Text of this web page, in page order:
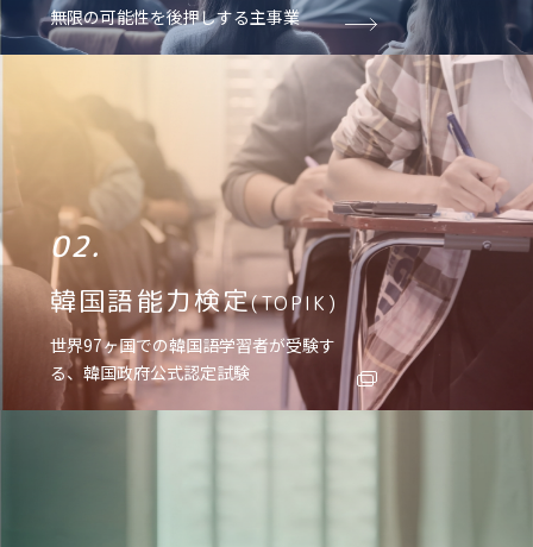
無限の可能性を後押しする主事業
02.
韓国語能力検定(TOPIK)
世界97ヶ国での韓国語学習者が受験す
る、韓国政府公式認定試験